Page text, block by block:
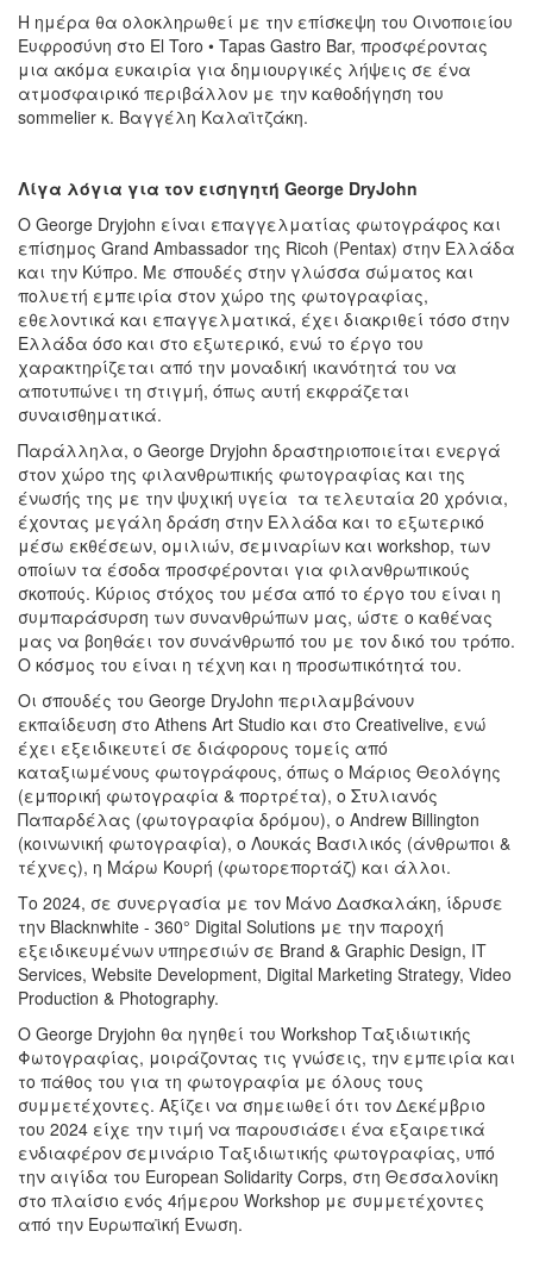
Η ημέρα θα ολοκληρωθεί με την επίσκεψη του Οινοποιείου
Ευφροσύνη στο El Toro • Tapas Gastro Bar, προσφέροντας
μια ακόμα ευκαιρία για δημιουργικές λήψεις σε ένα
ατμοσφαιρικό περιβάλλον με την καθοδήγηση του
sommelier κ. Βαγγέλη Καλαϊτζάκη.
Λίγα λόγια για τον εισηγητή George DryJohn
Ο George Dryjohn είναι επαγγελματίας φωτογράφος και
επίσημος Grand Ambassador της Ricoh (Pentax) στην Ελλάδα
και την Κύπρο. Με σπουδές στην γλώσσα σώματος και
πολυετή εμπειρία στον χώρο της φωτογραφίας,
εθελοντικά και επαγγελματικά, έχει διακριθεί τόσο στην
Ελλάδα όσο και στο εξωτερικό, ενώ το έργο του
χαρακτηρίζεται από την μοναδική ικανότητά του να
αποτυπώνει τη στιγμή, όπως αυτή εκφράζεται
συναισθηματικά.
Παράλληλα, ο George Dryjohn δραστηριοποιείται ενεργά
στον χώρο της φιλανθρωπικής φωτογραφίας και της
ένωσής της με την ψυχική υγεία τα τελευταία 20 χρόνια,
έχοντας μεγάλη δράση στην Ελλάδα και το εξωτερικό
μέσω εκθέσεων, ομιλιών, σεμιναρίων και workshop, των
οποίων τα έσοδα προσφέρονται για φιλανθρωπικούς
σκοπούς. Κύριος στόχος του μέσα από το έργο του είναι η
συμπαράσυρση των συνανθρώπων μας, ώστε ο καθένας
μας να βοηθάει τον συνάνθρωπό του με τον δικό του τρόπο.
Ο κόσμος του είναι η τέχνη και η προσωπικότητά του.
Οι σπουδές του George DryJohn περιλαμβάνουν
εκπαίδευση στο Athens Art Studio και στο Creativelive, ενώ
έχει εξειδικευτεί σε διάφορους τομείς από
καταξιωμένους φωτογράφους, όπως ο Μάριος Θεολόγης
(εμπορική φωτογραφία & πορτρέτα), ο Στυλιανός
Παπαρδέλας (φωτογραφία δρόμου), ο Andrew Billington
(κοινωνική φωτογραφία), ο Λουκάς Βασιλικός (άνθρωποι &
τέχνες), η Μάρω Κουρή (φωτορεπορτάζ) και άλλοι.
Το 2024, σε συνεργασία με τον Μάνο Δασκαλάκη, ίδρυσε
την Blacknwhite - 360° Digital Solutions με την παροχή
εξειδικευμένων υπηρεσιών σε Brand & Graphic Design, IT
Services, Website Development, Digital Marketing Strategy, Video
Production & Photography.
Ο George Dryjohn θα ηγηθεί του Workshop Ταξιδιωτικής
Φωτογραφίας, μοιράζοντας τις γνώσεις, την εμπειρία και
το πάθος του για τη φωτογραφία με όλους τους
συμμετέχοντες. Αξίζει να σημειωθεί ότι τον Δεκέμβριο
του 2024 είχε την τιμή να παρουσιάσει ένα εξαιρετικά
ενδιαφέρον σεμινάριο Ταξιδιωτικής φωτογραφίας, υπό
την αιγίδα του European Solidarity Corps, στη Θεσσαλονίκη
στο πλαίσιο ενός 4ήμερου Workshop με συμμετέχοντες
από την Ευρωπαϊκή Ένωση.